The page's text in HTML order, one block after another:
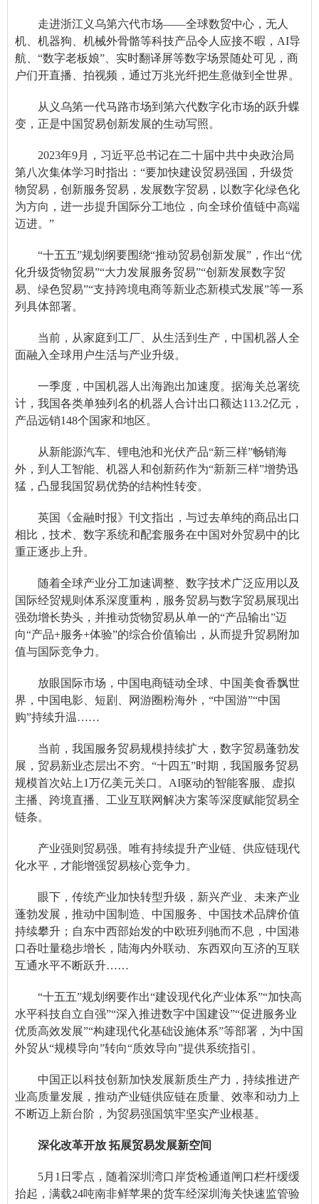
走进浙江义乌第六代市场——全球数贸中心，无人
机、机器狗、机械外骨骼等科技产品令人应接不暇，AI导
航、“数字老板娘”、实时翻译屏等数字场景随处可见，商
户们开直播、拍视频，通过万兆光纤把生意做到全世界。
从义乌第一代马路市场到第六代数字化市场的跃升蝶
变，正是中国贸易创新发展的生动写照。
2023年9月，习近平总书记在二十届中共中央政治局
第八次集体学习时指出：“要加快建设贸易强国，升级货
物贸易，创新服务贸易，发展数字贸易，以数字化绿色化
为方向，进一步提升国际分工地位，向全球价值链中高端
迈进。”
“十五五”规划纲要围绕“推动贸易创新发展”，作出“优
化升级货物贸易”“大力发展服务贸易”“创新发展数字贸
易、绿色贸易”“支持跨境电商等新业态新模式发展”等一系
列具体部署。
当前，从家庭到工厂、从生活到生产，中国机器人全
面融入全球用户生活与产业升级。
一季度，中国机器人出海跑出加速度。据海关总署统
计，我国各类单独列名的机器人合计出口额达113.2亿元，
产品远销148个国家和地区。
从新能源汽车、锂电池和光伏产品“新三样”畅销海
外，到人工智能、机器人和创新药作为“新新三样”增势迅
猛，凸显我国贸易优势的结构性转变。
英国《金融时报》刊文指出，与过去单纯的商品出口
相比，技术、数字系统和配套服务在中国对外贸易中的比
重正逐步上升。
随着全球产业分工加速调整、数字技术广泛应用以及
国际经贸规则体系深度重构，服务贸易与数字贸易展现出
强劲增长势头，并推动货物贸易从单一的“产品输出”迈
向“产品+服务+体验”的综合价值输出，从而提升贸易附加
值与国际竞争力。
放眼国际市场，中国电商链动全球、中国美食香飘世
界，中国电影、短剧、网游圈粉海外，“中国游”“中国
购”持续升温……
当前，我国服务贸易规模持续扩大，数字贸易蓬勃发
展，贸易新业态层出不穷。“十四五”时期，我国服务贸易
规模首次站上1万亿美元关口。AI驱动的智能客服、虚拟
主播、跨境直播、工业互联网解决方案等深度赋能贸易全
链条。
产业强则贸易强。唯有持续提升产业链、供应链现代
化水平，才能增强贸易核心竞争力。
眼下，传统产业加快转型升级，新兴产业、未来产业
蓬勃发展，推动中国制造、中国服务、中国技术品牌价值
持续攀升；自东中西部始发的中欧班列驰而不息，中国港
口吞吐量稳步增长，陆海内外联动、东西双向互济的互联
互通水平不断跃升……
“十五五”规划纲要作出“建设现代化产业体系”“加快高
水平科技自立自强”“深入推进数字中国建设”“促进服务业
优质高效发展”“构建现代化基础设施体系”等部署，为中国
外贸从“规模导向”转向“质效导向”提供系统指引。
中国正以科技创新加快发展新质生产力，持续推进产
业高质量发展，推动产业链供应链在质量、效率和动力上
不断迈上新台阶，为贸易强国筑牢坚实产业根基。
深化改革开放 拓展贸易发展新空间
5月1日零点，随着深圳湾口岸货检通道闸口栏杆缓缓
抬起，满载24吨南非鲜苹果的货车经深圳海关快速监管验